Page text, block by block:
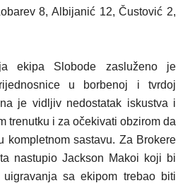
8, Albijanić 12, Čustović 2,
ekipa Slobode zasluženo je
u borbenoj i tvrdoj
je vidljiv nedostatak iskustva i
trenutku i za očekivati obzirom da
kompletnom sastavu. Za Brokere
nastupio Jackson Makoi koji bi
sa ekipom trebao biti